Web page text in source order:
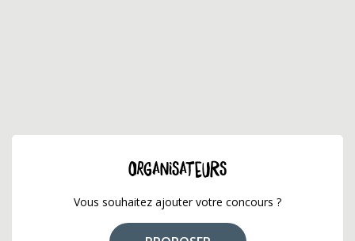
ORGANISATEURS
Vous souhaitez ajouter votre concours ?